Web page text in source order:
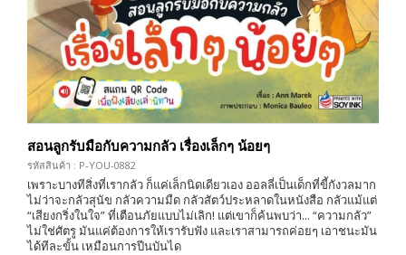
สอนลูกรับมือกับความกลัว เรื่องเล็กๆ น้อยๆ
รหัสสินค้า : P-YOU-0882
เพราะบางทีสิ่งที่เรากลัว ก็แค่เล็กนิดเดียวเอง ออลลี่เป็นเด็กที่ขี้กังวลมาก
ไม่ว่าจะกลัวสุนัข กลัวความมืด กลัวสัตว์ประหลาดในหนังสือ กลัวแม้แต่
“เสียงกริ่งในใจ” ที่เตือนภัยแบบไม่เลิก! แต่เขาก็ค้นพบว่า... “ความกลัว”
ไม่ใช่ศัตรู มันแค่ต้องการให้เรารับฟัง และเราสามารถค่อยๆ เอาชนะมัน
ได้ทีละขั้น เหมือนการปีนบันได